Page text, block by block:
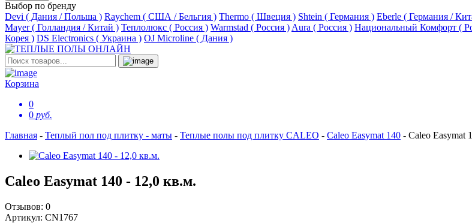
Выбор по бренду
Devi ( Дания / Польша ) Raychem ( США / Бельгия ) Thermo ( Швеция ) Shtein ( Германия ) Eberle ( Германия /
Mayer ( Голландия / Китай ) Теплолюкс ( Россия ) Warmstad ( Россия ) Aura ( Россия ) Национальный Комфорт (
Корея ) DS Electronics ( Украина ) OJ Microline ( Дания )
Корзина
0
0 руб.
Главная - Теплый пол под плитку - маты - Теплые полы под плитку CALEO - Caleo Easymat 140 - Caleo Easymat
Caleo Easymat 140 - 12,0 кв.м.
Отзывов: 0
Артикул: CN1767